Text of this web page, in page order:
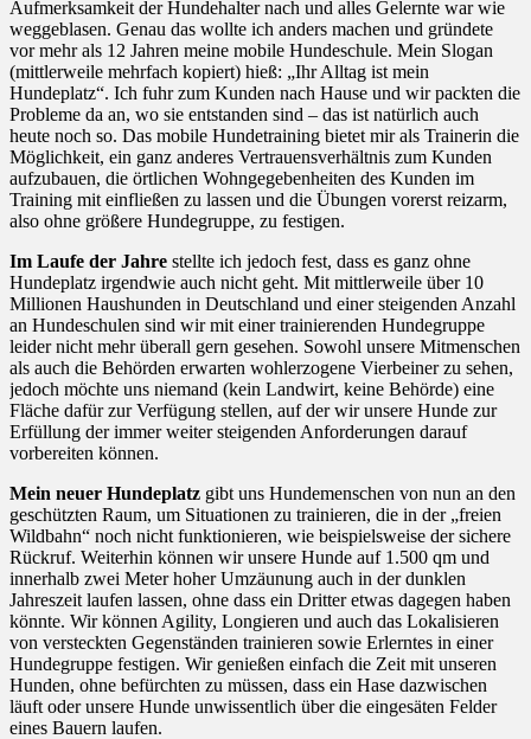
Aufmerksamkeit der Hundehalter nach und alles Gelernte war wie
weggeblasen. Genau das wollte ich anders machen und gründete
vor mehr als 12 Jahren meine mobile Hundeschule. Mein Slogan
(mittlerweile mehrfach kopiert) hieß: „Ihr Alltag ist mein
Hundeplatz“. Ich fuhr zum Kunden nach Hause und wir packten die
Probleme da an, wo sie entstanden sind – das ist natürlich auch
heute noch so. Das mobile Hundetraining bietet mir als Trainerin die
Möglichkeit, ein ganz anderes Vertrauensverhältnis zum Kunden
aufzubauen, die örtlichen Wohngegebenheiten des Kunden im
Training mit einfließen zu lassen und die Übungen vorerst reizarm,
also ohne größere Hundegruppe, zu festigen.
Im Laufe der Jahre stellte ich jedoch fest, dass es ganz ohne
Hundeplatz irgendwie auch nicht geht. Mit mittlerweile über 10
Millionen Haushunden in Deutschland und einer steigenden Anzahl
an Hundeschulen sind wir mit einer trainierenden Hundegruppe
leider nicht mehr überall gern gesehen. Sowohl unsere Mitmenschen
als auch die Behörden erwarten wohlerzogene Vierbeiner zu sehen,
jedoch möchte uns niemand (kein Landwirt, keine Behörde) eine
Fläche dafür zur Verfügung stellen, auf der wir unsere Hunde zur
Erfüllung der immer weiter steigenden Anforderungen darauf
vorbereiten können.
Mein neuer Hundeplatz gibt uns Hundemenschen von nun an den
geschützten Raum, um Situationen zu trainieren, die in der „freien
Wildbahn“ noch nicht funktionieren, wie beispielsweise der sichere
Rückruf. Weiterhin können wir unsere Hunde auf 1.500 qm und
innerhalb zwei Meter hoher Umzäunung auch in der dunklen
Jahreszeit laufen lassen, ohne dass ein Dritter etwas dagegen haben
könnte. Wir können Agility, Longieren und auch das Lokalisieren
von versteckten Gegenständen trainieren sowie Erlerntes in einer
Hundegruppe festigen. Wir genießen einfach die Zeit mit unseren
Hunden, ohne befürchten zu müssen, dass ein Hase dazwischen
läuft oder unsere Hunde unwissentlich über die eingesäten Felder
eines Bauern laufen.